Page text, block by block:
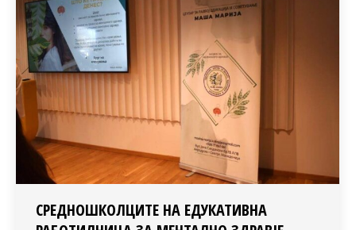
СРЕДНОШКОЛЦИТЕ НА ЕДУКАТИВНА